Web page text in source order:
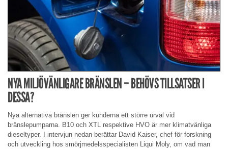
NYA MILJÖVÄNLIGARE BRÄNSLEN – BEHÖVS TILLSATSER I
DESSA?
Nya alternativa bränslen ger kunderna ett större urval vid
bränslepumparna. B10 och XTL respektive HVO är mer klimatvänliga
dieseltyper. I intervjun nedan berättar David Kaiser, chef för forskning
och utveckling hos smörjmedelsspecialisten Liqui Moly, om vad man